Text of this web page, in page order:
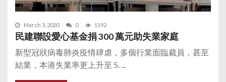
March 3, 2020 0 1192
民建聯設愛心基金捐 300 萬元助失業家庭
新型冠狀病毒肺炎疫情肆虐，多個行業面臨裁員，甚至
結業，本港失業率更上升至 5. ...